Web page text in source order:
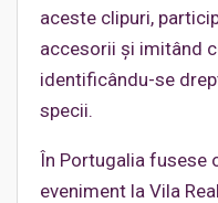
aceste clipuri,
accesorii și imitând
identificându-se
specii.
În Portugalia fusese
eveniment la Vila